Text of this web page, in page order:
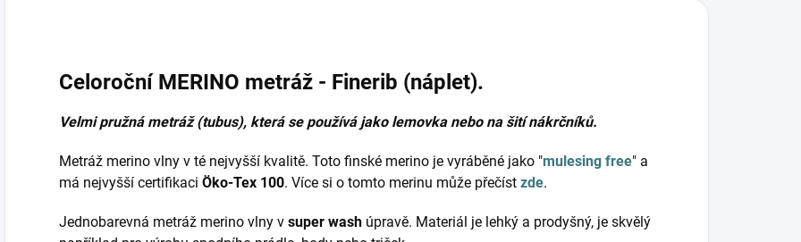
Celoroční MERINO metráž - Finerib (náplet).
Velmi pružná metráž (tubus), která se používá jako lemovka nebo na šití nákrčníků.
Metráž merino vlny v té nejvyšší kvalitě. Toto finské merino je vyráběné jako "mulesing free" a
má nejvyšší certifikaci Öko-Tex 100. Více si o tomto merinu může přečíst zde.
Jednobarevná metráž merino vlny v super wash úpravě. Materiál je lehký a prodyšný, je skvělý